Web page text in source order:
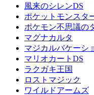
風来のシレンDS
ポケットモンスタ
ポケモン不思議の
マグナカルタ
マジカルバケーシ
マリオカートDS
ラクガキ王国
ロストマジック
ワイルドアームズ